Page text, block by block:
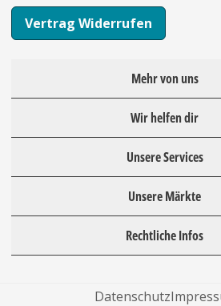
Vertrag Widerrufen
Mehr von uns
Wir helfen dir
Unsere Services
Unsere Märkte
Rechtliche Infos
Datenschutz